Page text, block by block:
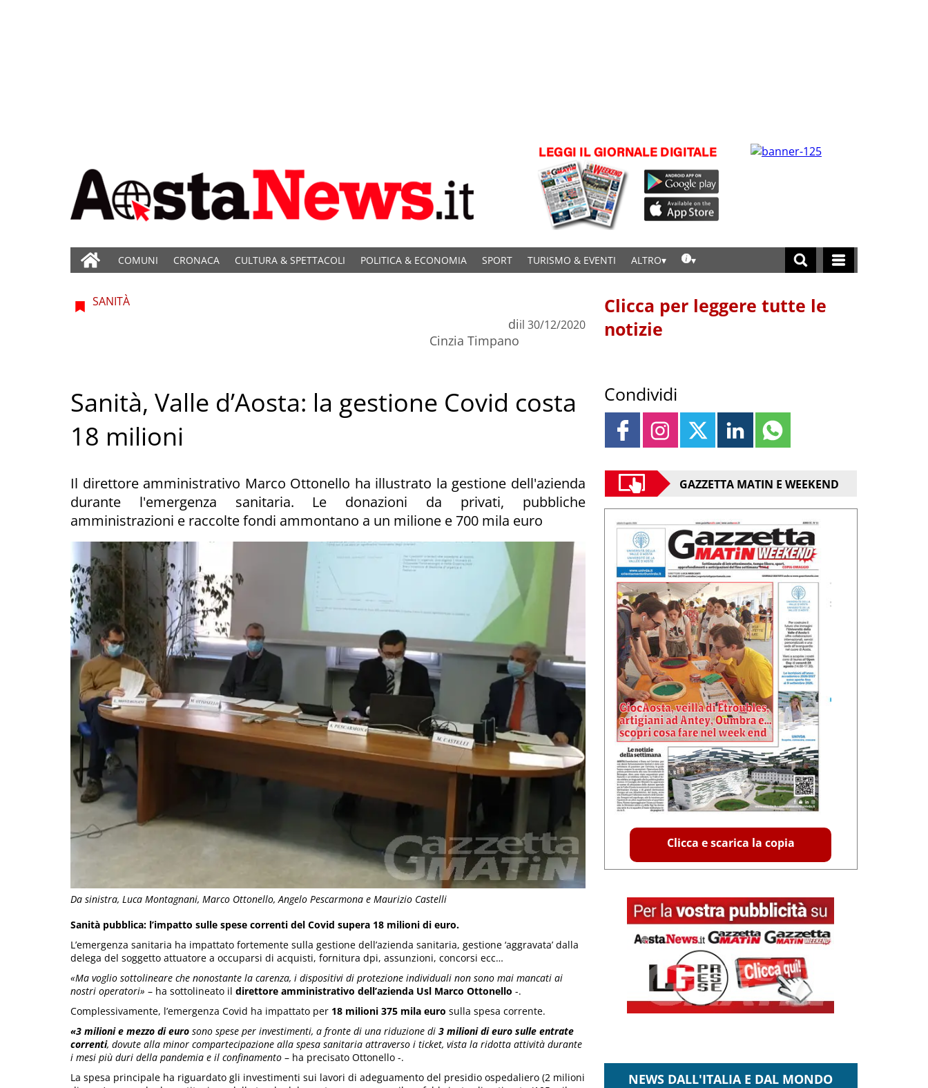
COMUNI CRONACA CULTURA & SPETTACOLI POLITICA & ECONOMIA SPORT TURISMO & EVENTI ALTRO
Da sinistra, Luca Montagnani, Marco Ottonello, Angelo Pescarmona e Maurizio Castelli
SANITÀ
di
Cinzia Timpano
il 30/12/2020
Sanità, Valle d’Aosta: la gestione Covid costa
18 milioni
Il direttore amministrativo Marco Ottonello ha illustrato la gestione dell'azienda
durante l'emergenza sanitaria. Le donazioni da privati, pubbliche
amministrazioni e raccolte fondi ammontano a un milione e 700 mila euro
Sanità pubblica: l’impatto sulle spese correnti del Covid supera 18 milioni di euro.
L’emergenza sanitaria ha impattato fortemente sulla gestione dell’azienda sanitaria, gestione ‘aggravata’ dalla
delega del soggetto attuatore a occuparsi di acquisti, fornitura dpi, assunzioni, concorsi ecc…
«Ma voglio sottolineare che nonostante la carenza, i dispositivi di protezione individuali non sono mai mancati ai
nostri operatori» – ha sottolineato il direttore amministrativo dell’azienda Usl Marco Ottonello -.
Complessivamente, l’emergenza Covid ha impattato per 18 milioni 375 mila euro sulla spesa corrente.
«3 milioni e mezzo di euro sono spese per investimenti, a fronte di una riduzione di 3 milioni di euro sulle entrate
correnti, dovute alla minor compartecipazione alla spesa sanitaria attraverso i ticket, vista la ridotta attività durante
i mesi più duri della pandemia e il confinamento – ha precisato Ottonello -.
La spesa principale ha riguardato gli investimenti sui lavori di adeguamento del presidio ospedaliero (2 milioni
Clicca per leggere tutte le
notizie
Condividi
GAZZETTA MATIN E WEEKEND
Clicca e scarica la copia
NEWS DALL'ITALIA E DAL MONDO